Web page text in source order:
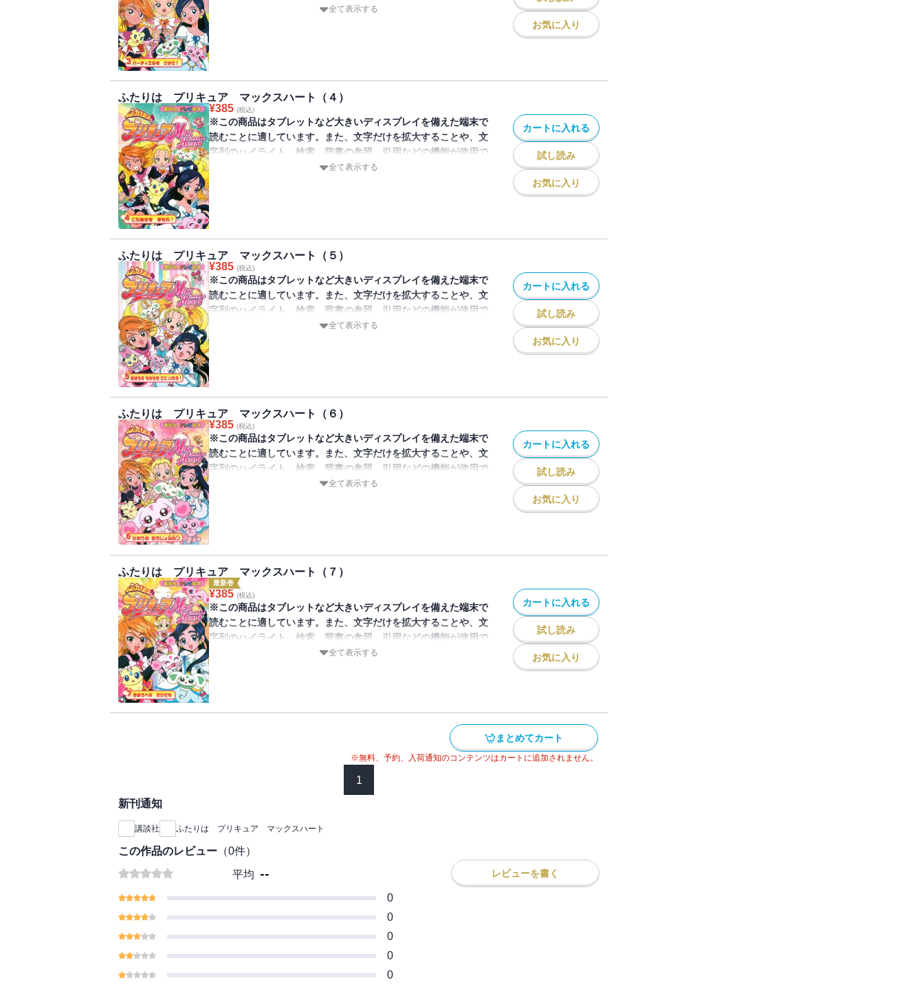
※この商品は紙の書籍のページを画像にした電子書籍です。文字
だけを拡大することはできませんので、タブレットサイズの端末
での閲読を推奨します。また、文字列のハイライトや検索、辞書
の参照、引用などの機能も使用できません。
全て表示する
お気に入り
ふたりは プリキュア マックスハート（４）
¥385 (税込)
※この商品はタブレットなど大きいディスプレイを備えた端末で
読むことに適しています。また、文字だけを拡大することや、文
字列のハイライト、検索、辞書の参照、引用などの機能が使用で
※この商品は紙の書籍のページを画像にした電子書籍です。文字
だけを拡大することはできませんので、タブレットサイズの端末
での閲読を推奨します。また、文字列のハイライトや検索、辞書
の参照、引用などの機能も使用できません。
全て表示する
カートに入れる
試し読み
お気に入り
ふたりは プリキュア マックスハート（５）
¥385 (税込)
※この商品はタブレットなど大きいディスプレイを備えた端末で
読むことに適しています。また、文字だけを拡大することや、文
字列のハイライト、検索、辞書の参照、引用などの機能が使用で
敵に勝つことができるのでしょうか？
※この商品は紙の書籍のページを画像にした電子書籍です。文字
だけを拡大することはできませんので、タブレットサイズの端末
での閲読を推奨します。また、文字列のハイライトや検索、辞書
の参照、引用などの機能も使用できません。
全て表示する
カートに入れる
試し読み
お気に入り
ふたりは プリキュア マックスハート（６）
¥385 (税込)
※この商品はタブレットなど大きいディスプレイを備えた端末で
読むことに適しています。また、文字だけを拡大することや、文
字列のハイライト、検索、辞書の参照、引用などの機能が使用で
きるの？
※この商品は紙の書籍のページを画像にした電子書籍です。文字
だけを拡大することはできませんので、タブレットサイズの端末
での閲読を推奨します。また、文字列のハイライトや検索、辞書
の参照、引用などの機能も使用できません。
全て表示する
カートに入れる
試し読み
お気に入り
ふたりは プリキュア マックスハート（７）
最新巻
¥385 (税込)
※この商品はタブレットなど大きいディスプレイを備えた端末で
読むことに適しています。また、文字だけを拡大することや、文
字列のハイライト、検索、辞書の参照、引用などの機能が使用で
リーをわかりやすく構成し直し、心に残る名シーンは見開きでじ
※この商品は紙の書籍のページを画像にした電子書籍です。文字
だけを拡大することはできませんので、タブレットサイズの端末
での閲読を推奨します。また、文字列のハイライトや検索、辞書
全て表示する
カートに入れる
試し読み
お気に入り
まとめてカート
※無料、予約、入荷通知のコンテンツはカートに追加されません。
1
新刊通知
講談社 ふたりは プリキュア マックスハート
この作品のレビュー （0件）
平均 -- レビューを書く
0
0
0
0
0